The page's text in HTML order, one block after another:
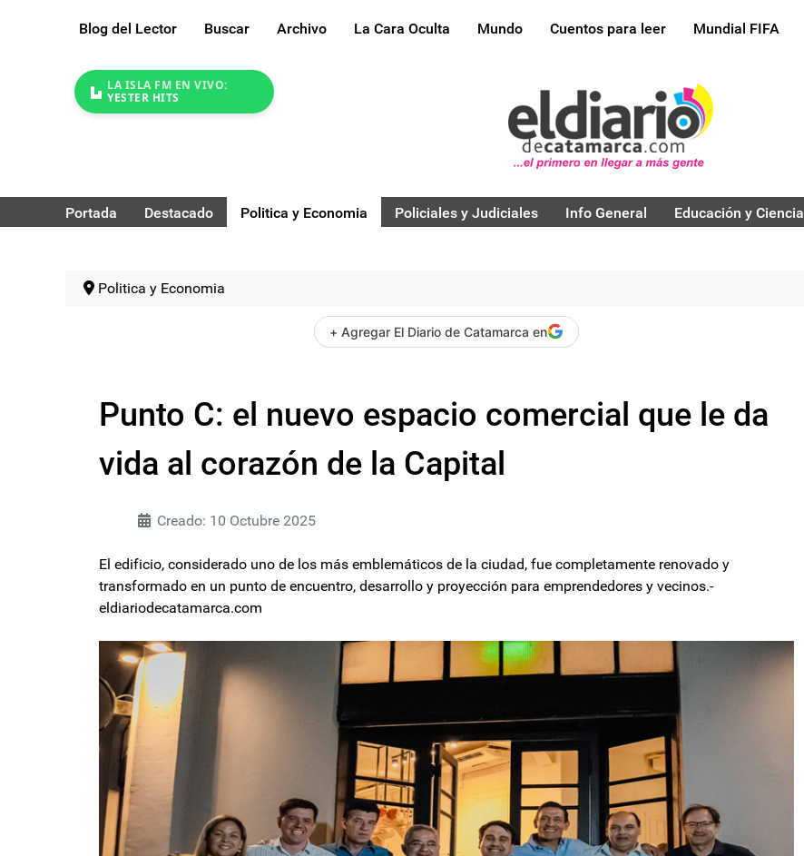
Blog del Lector Buscar Archivo La Cara Oculta Mundo Cuentos para leer Mundial FIFA
LA ISLA FM EN VIVO:
YESTER HITS
Portada Destacado Politica y Economia Policiales y Judiciales Info General Educación y Ciencia
Politica y Economia
+ Agregar El Diario de Catamarca en
Punto C: el nuevo espacio comercial que le da
vida al corazón de la Capital
Creado: 10 Octubre 2025
El edificio, considerado uno de los más emblemáticos de la ciudad, fue completamente renovado y
transformado en un punto de encuentro, desarrollo y proyección para emprendedores y vecinos.-
eldiariodecatamarca.com